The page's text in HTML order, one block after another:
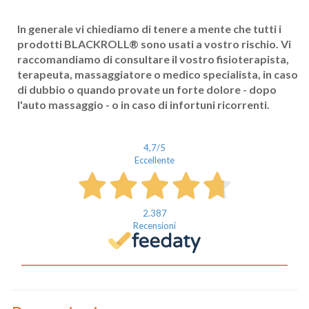
In generale vi chiediamo di tenere a mente che tutti i
prodotti BLACKROLL ® sono usati a vostro rischio. Vi
raccomandiamo di consultare il vostro fisioterapista,
terapeuta, massaggiatore o medico specialista, in caso
di dubbio o quando provate un forte dolore - dopo
l'auto massaggio - o in caso di infortuni ricorrenti.
4,7/5
Eccellente
2.387
Recensioni